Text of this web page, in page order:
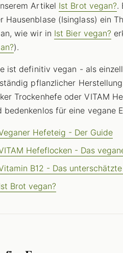
Artikel Ist Brot vegan?.
Hausenblase (Isinglass) ein
wie wir in Ist Bier vegan?
).
ist definitiv vegan - als
pflanzlicher
Trockenhefe oder VITAM
bedenkenlos für eine vegane
Hefeteig - Der Guide
Hefeflocken - Das
B12 - Das
Brot vegan?